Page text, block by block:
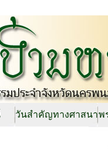
วันสำคัญทางศาสนาพ